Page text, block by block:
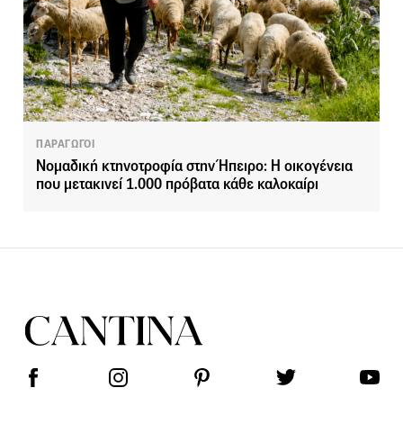
ΠΑΡΑΓΩΓΟΙ
Νομαδική κτηνοτροφία στην Ήπειρο: Η οικογένεια
που μετακινεί 1.000 πρόβατα κάθε καλοκαίρι